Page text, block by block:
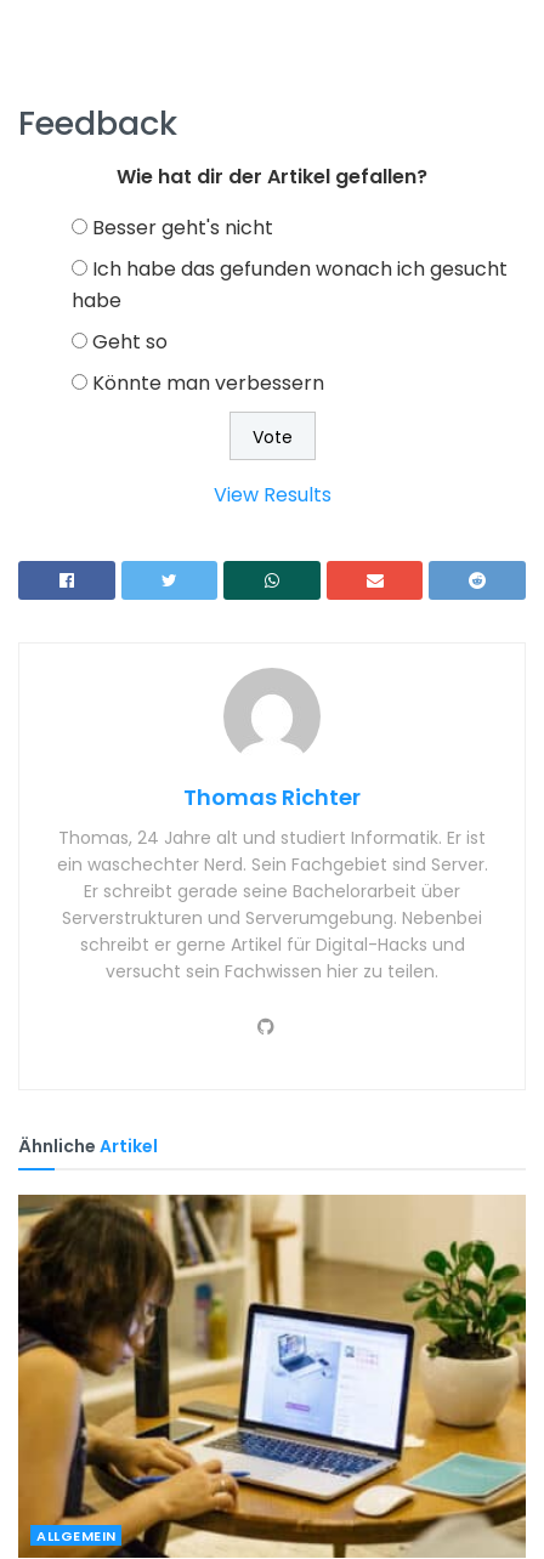
Feedback
Wie hat dir der Artikel gefallen?
Besser geht's nicht
Ich habe das gefunden wonach ich gesucht
habe
Geht so
Könnte man verbessern
View Results
Thomas Richter
Thomas, 24 Jahre alt und studiert Informatik. Er ist
ein waschechter Nerd. Sein Fachgebiet sind Server.
Er schreibt gerade seine Bachelorarbeit über
Serverstrukturen und Serverumgebung. Nebenbei
schreibt er gerne Artikel für Digital-Hacks und
versucht sein Fachwissen hier zu teilen.
Ähnliche Artikel
ALLGEMEIN